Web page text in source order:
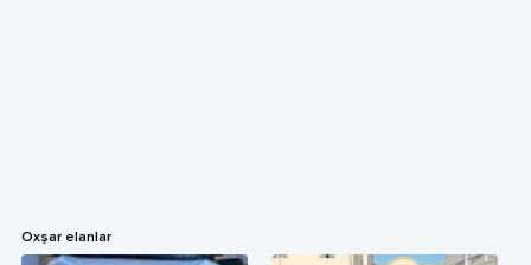
Oxşar elanlar